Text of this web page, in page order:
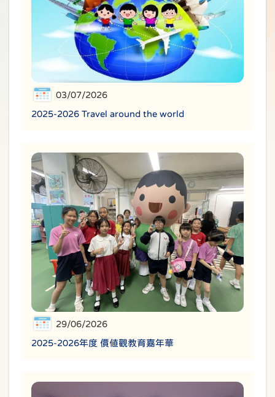
03/07/2026
2025-2026 Travel around the world
29/06/2026
2025-2026年度 價值觀教育嘉年華